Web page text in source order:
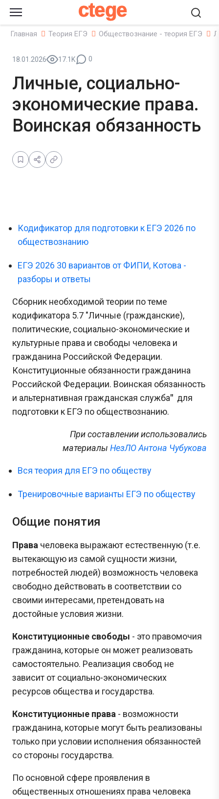
ctege
Главная Теория ЕГЭ Обществознание - теория ЕГЭ
18.01.2026 17.1K 0
Личные, социально-
экономические права.
Воинская обязанность
Кодификатор для подготовки к ЕГЭ 2026 по
обществознанию
ЕГЭ 2026 30 вариантов от ФИПИ, Котова -
разборы и ответы
Сборник необходимой теории по теме
кодификатора 5.7 "Личные (гражданские),
политические, социально-экономические и
культурные права и свободы человека и
гражданина Российской Федерации.
Конституционные обязанности гражданина
Российской Федерации. Воинская обязанность
и альтернативная гражданская служба" для
подготовки к ЕГЭ по обществознанию.
При составлении использовались
материалы НезЛО Антона Чубукова
Вся теория для ЕГЭ по обществу
Тренировочные варианты ЕГЭ по обществу
Общие понятия
Права человека выражают естественную (т.е.
вытекающую из самой сущности жизни,
потребностей людей) возможность человека
свободно действовать в соответствии со
своими интересами, претендовать на
достойные условия жизни.
Конституционные свободы - это правомочия
гражданина, которые он может реализовать
самостоятельно. Реализация свобод не
зависит от социально-экономических
ресурсов общества и государства.
Конституционные права - возможности
гражданина, которые могут быть реализованы
только при условии исполнения обязанностей
со стороны государства.
По основной сфере проявления в
общественных отношениях права человека